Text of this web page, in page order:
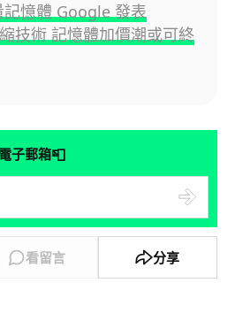
憶體 Google 發表
技術 記憶體加價潮或可終
子郵箱📮
看留言 分享